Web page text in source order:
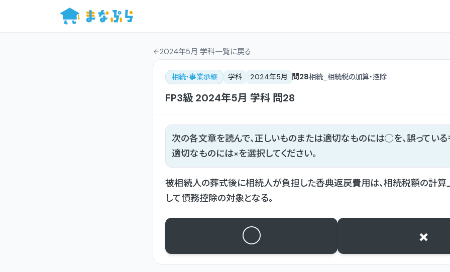
2024年5月 学科一覧に戻る
相続・事業承継 学科 2024年5月 問28相続_相続税の加算・控除
FP3級 2024年5月 学科 問28
次の各文章を読んで、正しいものまたは適切なものには◯を、誤ってい
適切なものには×を選択してください。
被相続人の葬式後に相続人が負担した香典返戻費用は、相続税額の計算
して債務控除の対象となる。
○ ×